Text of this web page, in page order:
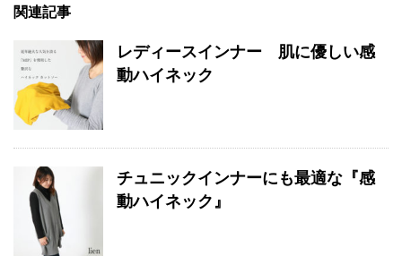
関連記事
レディースインナー 肌に優しい感
動ハイネック
チュニックインナーにも最適な『感
動ハイネック』